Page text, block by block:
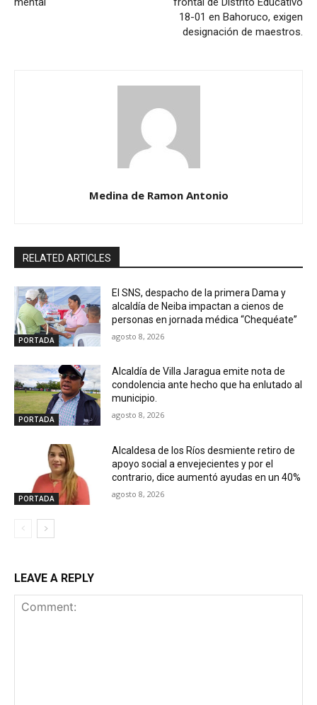
18-01 en Bahoruco, exigen
designación de maestros.
Medina de Ramon Antonio
RELATED ARTICLES
PORTADA
El SNS, despacho de la primera Dama y
alcaldía de Neiba impactan a cienos de
personas en jornada médica “Chequéate”
agosto 8, 2026
PORTADA
Alcaldía de Villa Jaragua emite nota de
condolencia ante hecho que ha enlutado al
municipio.
agosto 8, 2026
PORTADA
Alcaldesa de los Ríos desmiente retiro de
apoyo social a envejecientes y por el
contrario, dice aumentó ayudas en un 40%
agosto 8, 2026
LEAVE A REPLY